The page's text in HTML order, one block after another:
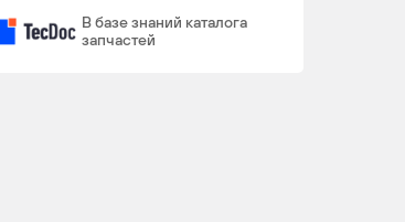
В базе знаний каталога
запчастей